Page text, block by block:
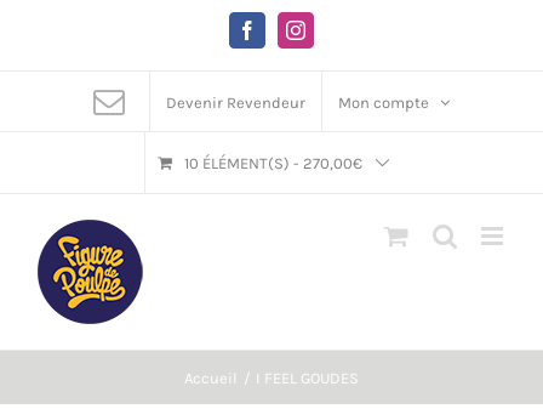
FacebookInstagram
Devenir Revendeur Mon compte
10 ÉLÉMENT(S) - 270,00€
Accueil I FEEL GOUDES